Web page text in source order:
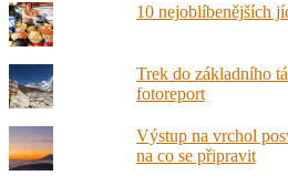
10 nejoblíbenějších
Trek do základního
fotoreport
Výstup na vrchol
na co se připravit